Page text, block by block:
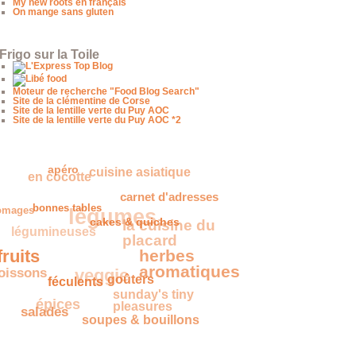
My new roots en français
On mange sans gluten
sur la Toile
Moteur de recherche "Food Blog Search"
Site de la clémentine de Corse
Site de la lentille verte du Puy AOC
Site de la lentille verte du Puy AOC *2
apéro
bonnes tables
cakes & quiches
carnet d'adresses
cuisine asiatique
en cocotte
féculents goûters
herbes
aromatiques
la cuisine du
placard
légumes
légumineuses
salades
soupes & bouillons
sunday's tiny
pleasures
veggie
épices